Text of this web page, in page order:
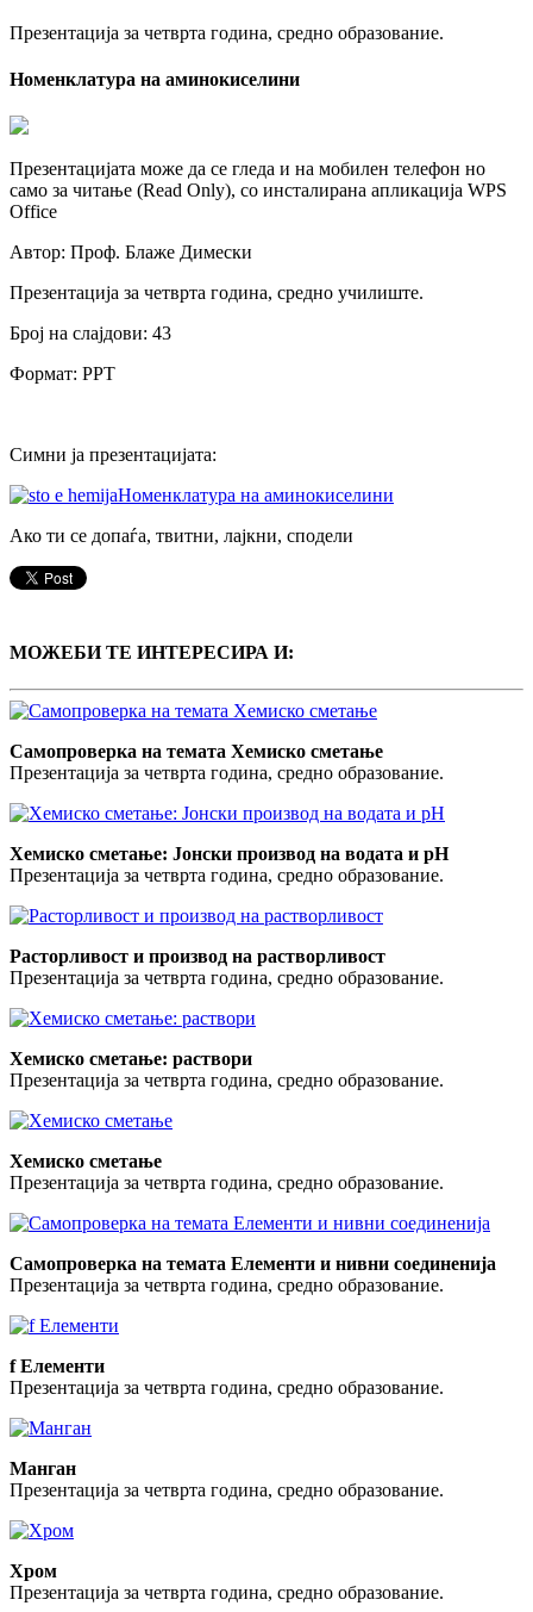
Презентација за четврта година, средно образование.
Номенклатура на аминокиселини
Презентацијата може да се гледа и на мобилен телефон но
само за читање (Read Only), со инсталирана апликација WPS
Office
Автор: Проф. Блаже Димески
Презентација за четврта година, средно училиште.
Број на слајдови: 43
Формат: PPT
Симни ја презентацијата:
Номенклатура на аминокиселини
Ако ти се допаѓа, твитни, лајкни, сподели
МОЖЕБИ ТЕ ИНТЕРЕСИРА И:
Самопроверка на темата Хемиско сметање
Презентација за четврта година, средно образование.
Хемиско сметање: Јонски производ на водата и pH
Презентација за четврта година, средно образование.
Расторливост и производ на растворливост
Презентација за четврта година, средно образование.
Хемиско сметање: раствори
Презентација за четврта година, средно образование.
Хемиско сметање
Презентација за четврта година, средно образование.
Самопроверка на темата Елементи и нивни соединенија
Презентација за четврта година, средно образование.
f Елементи
Презентација за четврта година, средно образование.
Манган
Презентација за четврта година, средно образование.
Хром
Презентација за четврта година, средно образование.